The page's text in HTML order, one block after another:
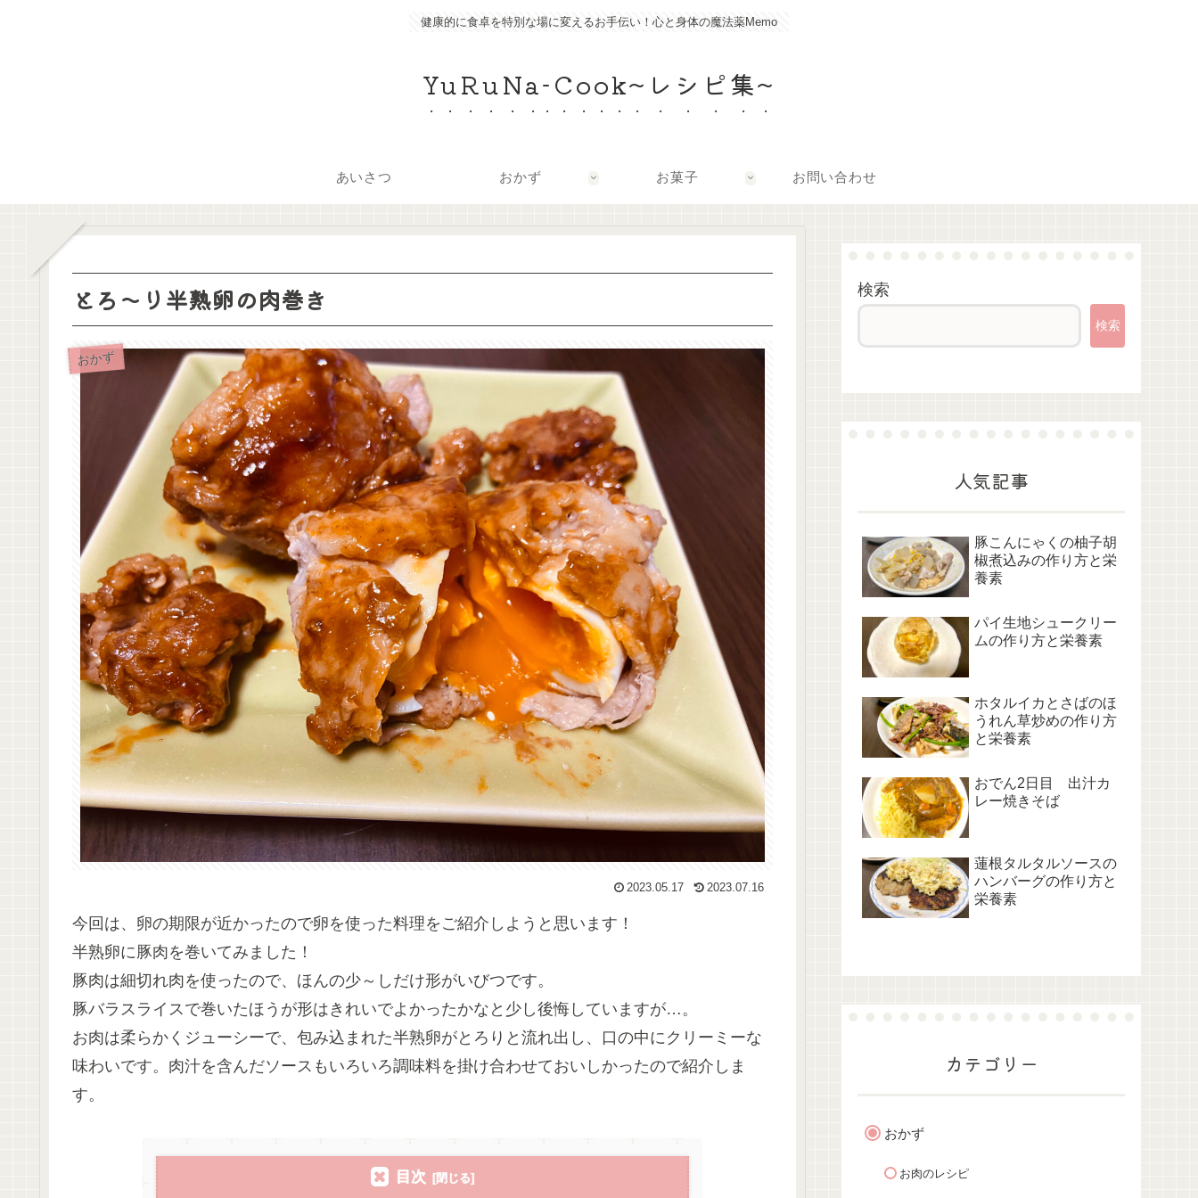
健康的に食卓を特別な場に変えるお手伝い！心と身体の魔法薬Memo
YuRuNa-Cook~レシピ集~
あいさつ おかず お菓子 お問い合わせ
とろ～り半熟卵の肉巻き
おかず
2023.05.17 2023.07.16
今回は、卵の期限が近かったので卵を使った料理をご紹介しようと思います！
半熟卵に豚肉を巻いてみました！
豚肉は細切れ肉を使ったので、ほんの少～しだけ形がいびつです。
豚バラスライスで巻いたほうが形はきれいでよかったかなと少し後悔していますが…。
お肉は柔らかくジューシーで、包み込まれた半熟卵がとろりと流れ出し、口の中にクリーミーな
味わいです。肉汁を含んだソースもいろいろ調味料を掛け合わせておいしかったので紹介しま
す。
目次
検索
検索
人気記事
豚こんにゃくの柚子胡
椒煮込みの作り方と栄
養素
パイ生地シュークリー
ムの作り方と栄養素
ホタルイカとさばのほ
うれん草炒めの作り方
と栄養素
おでん2日目 出汁カ
レー焼きそば
蓮根タルタルソースの
ハンバーグの作り方と
栄養素
カテゴリー
おかず
お肉のレシピ